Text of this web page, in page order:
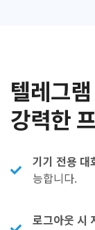
텔레그
강력한
기기 전용 대
능합니다.
로그아웃 시